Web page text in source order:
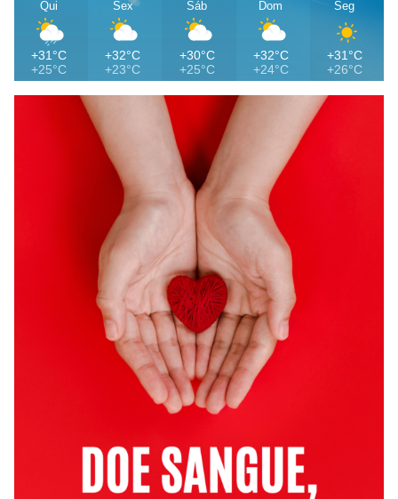
Qui
+31°C
+25°C
Sex
+32°C
+23°C
Sáb
+30°C
+25°C
Dom
+32°C
+24°C
Seg
+31°C
+26°C